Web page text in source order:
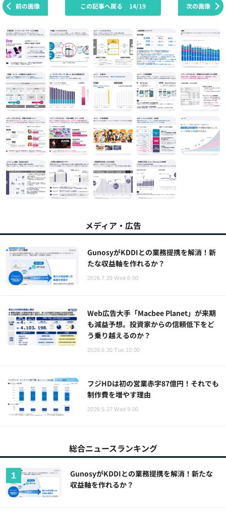
前の画像 次の画像
この記事へ戻る 14/19
メディア・広告
GunosyがKDDIとの業務提携を解消！新
たな収益軸を作れるか？
2026.7.29 Wed 6:00
Web広告大手「Macbee Planet」が来期
も減益予想。投資家からの信頼低下をど
う乗り越えるのか？
2026.6.30 Tue 10:00
フジHDは初の営業赤字87億円！それでも
制作費を増やす理由
2026.5.27 Wed 9:00
総合ニュースランキング
GunosyがKDDIとの業務提携を解消！新たな
収益軸を作れるか？